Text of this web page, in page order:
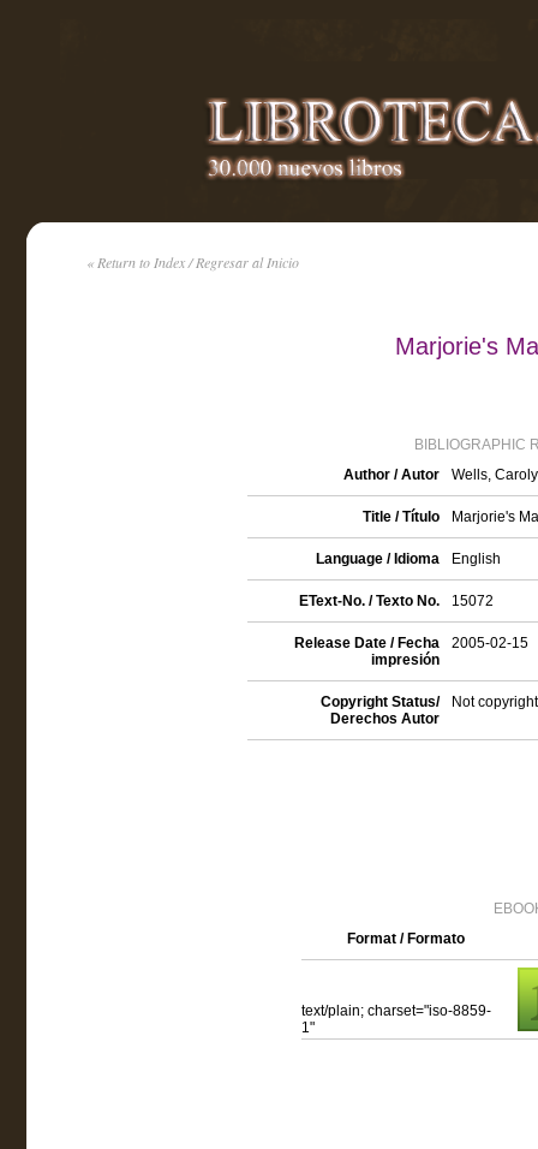
« Return to Index / Regresar al Inicio
Marjorie's
BIBLIOGRAPHIC
Author / Autor
Wells,
Title / Título Marjorie's
Language / Idioma English
EText-No. / Texto No. 15072
Release Date / Fecha
impresión
2005-02-15
Copyright Status/
Derechos Autor
Not
Format / Formato
text/plain; charset="iso-8859-
1"